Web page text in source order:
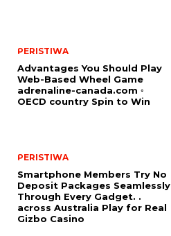
PERISTIWA
Advantages You Should Play
Web-Based Wheel Game
adrenaline-canada.com ◦
OECD country Spin to Win
PERISTIWA
Smartphone Members Try No
Deposit Packages Seamlessly
Through Every Gadget. .
across Australia Play for Real
Gizbo Casino